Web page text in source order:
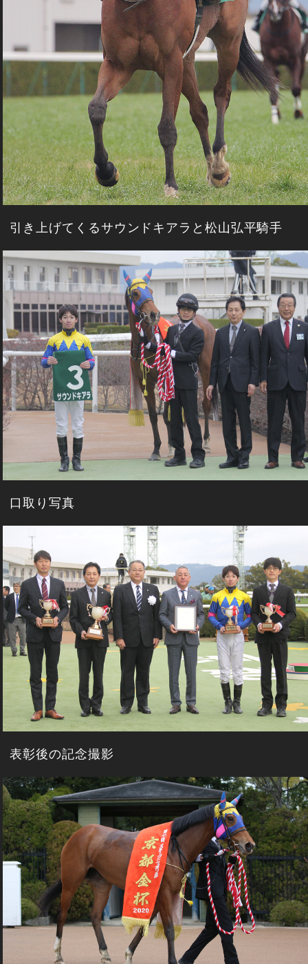
引き上げてくるサウンドキアラと松山弘平騎手
口取り写真
表彰後の記念撮影